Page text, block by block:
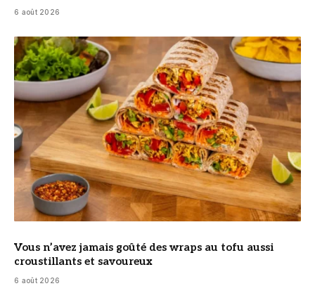
6 août 2026
© DR
Vous n’avez jamais goûté des wraps au tofu aussi
croustillants et savoureux
6 août 2026